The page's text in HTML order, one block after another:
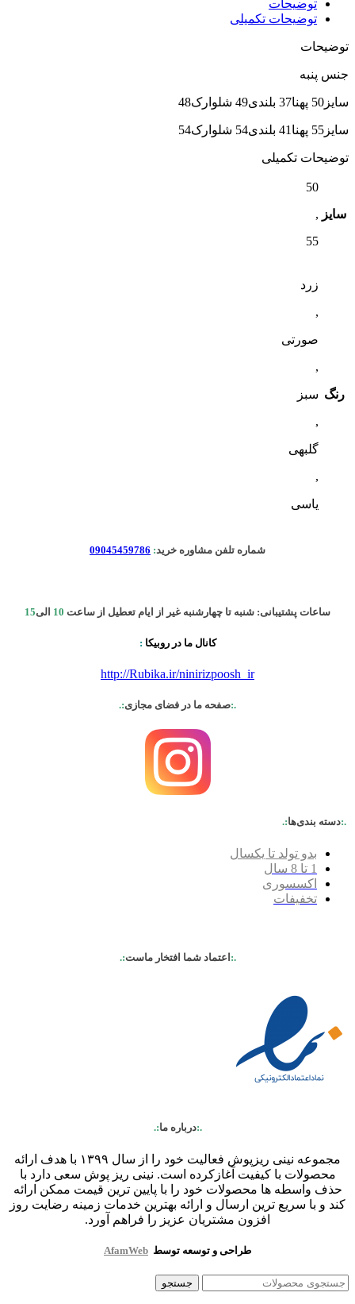
توضیحات
توضیحات تکمیلی
توضیحات
جنس پنبه
سایز50 پهنا37 بلندی49 شلوارک48
سایز55 پهنا41 بلندی54 شلوارک54
توضیحات تکمیلی
سایز
50
,
55
رنگ
زرد
,
صورتی
,
سبز
,
گلبهی
,
یاسی
شماره تلفن مشاوره خرید:
09045459786
ساعات پشتیبانی: شنبه تا چهارشنبه غیر از ایام تعطیل از ساعت 10 الی15
کانال ما در روبیکا :
http://Rubika.ir/ninirizpoosh_ir
.:صفحه ما در فضای مجازی:.
.:دسته بندی‌ها:.
بدو تولد تا یکسال
1 تا 8 سال
اکسسوری
تخفیفات
.:اعتماد شما افتخار ماست:.
.:درباره ما:.
مجموعه نینی ریزپوش فعالیت خود را از سال ۱۳۹۹ با هدف ارائه
محصولات با کیفیت آغازکرده است. نینی ریز پوش سعی دارد با
حذف واسطه ها محصولات خود را با پایین ترین قیمت ممکن ارائه
کند و با سریع ترین ارسال و ارائه بهترین خدمات زمینه رضایت روز
افزون مشتریان عزیز را فراهم آورد.
طراحی و توسعه توسط AfamWeb
جستجو